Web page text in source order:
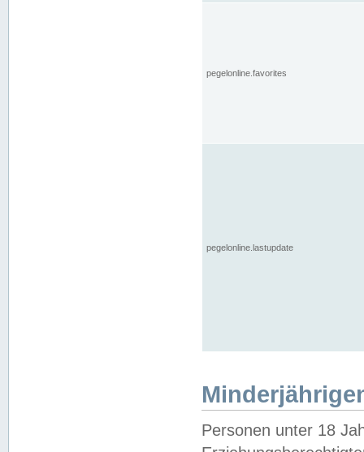
pegelonline.favorites
pegelonline.lastupdate
Personen unter 18